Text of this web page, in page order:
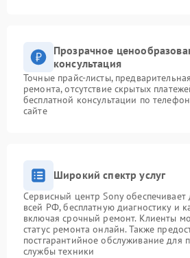
Прозрачное
консультация
Точные прайс-листы,
ремонта, отсутствие скрытых
бесплатной консультации по
сайте
Широкий спектр услуг
Сервисный центр Sony обеспечивает
всей РФ, бесплатную диагностику и
включая срочный ремонт. Клиенты
статус ремонта онлайн. Также
постгарантийное обслуживание для
службы техники